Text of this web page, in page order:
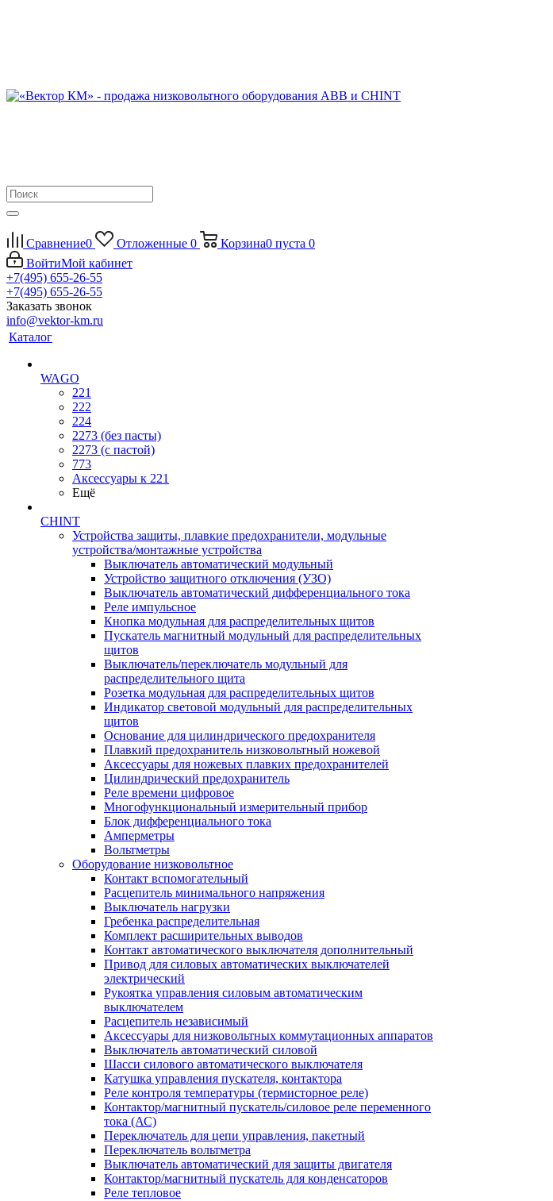
Сравнение0 Отложенные 0 Корзина0 пуста 0
ВойтиМой кабинет
+7(495) 655-26-55
+7(495) 655-26-55
Заказать звонок
info@vektor-km.ru
Каталог
WAGO
221
222
224
2273 (без пасты)
2273 (с пастой)
773
Аксессуары к 221
Ещё
CHINT
Устройства защиты, плавкие предохранители, модульные
устройства/монтажные устройства
Выключатель автоматический модульный
Устройство защитного отключения (УЗО)
Выключатель автоматический дифференциального тока
Реле импульсное
Кнопка модульная для распределительных щитов
Пускатель магнитный модульный для распределительных
щитов
Выключатель/переключатель модульный для
распределительного щита
Розетка модульная для распределительных щитов
Индикатор световой модульный для распределительных
щитов
Основание для цилиндрического предохранителя
Плавкий предохранитель низковольтный ножевой
Аксессуары для ножевых плавких предохранителей
Цилиндрический предохранитель
Реле времени цифровое
Многофункциональный измерительный прибор
Блок дифференциального тока
Амперметры
Вольтметры
Оборудование низковольтное
Контакт вспомогательный
Расцепитель минимального напряжения
Выключатель нагрузки
Гребенка распределительная
Комплект расширительных выводов
Контакт автоматического выключателя дополнительный
Привод для силовых автоматических выключателей
электрический
Рукоятка управления силовым автоматическим
выключателем
Расцепитель независимый
Аксессуары для низковольтных коммутационных аппаратов
Выключатель автоматический силовой
Шасси силового автоматического выключателя
Катушка управления пускателя, контактора
Реле контроля температуры (термисторное реле)
Контактор/магнитный пускатель/силовое реле переменного
тока (АС)
Переключатель для цепи управления, пакетный
Переключатель вольтметра
Выключатель автоматический для защиты двигателя
Контактор/магнитный пускатель для конденсаторов
Реле тепловое